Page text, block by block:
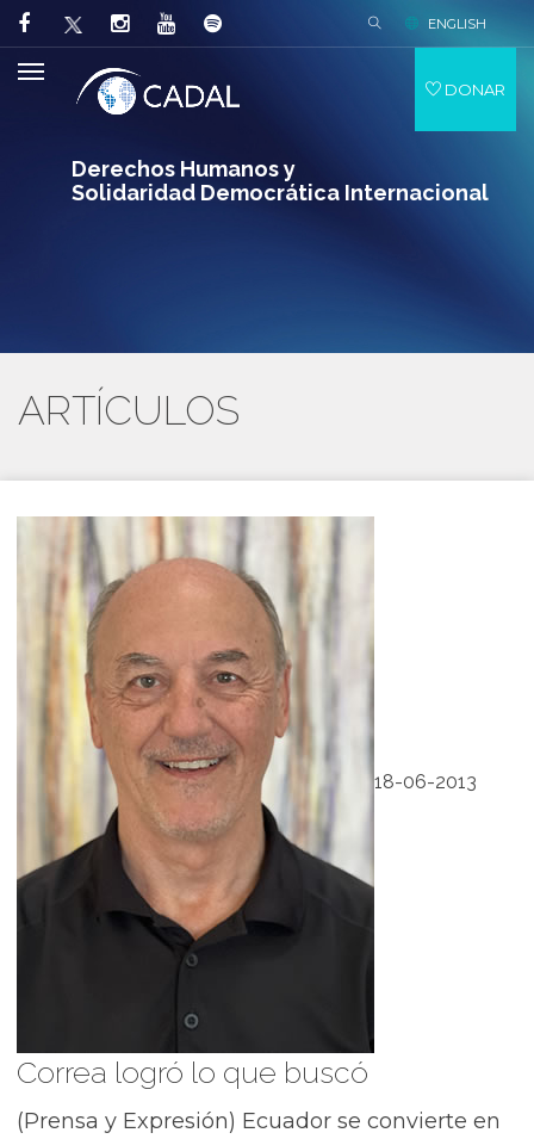
Derechos Humanos y
Solidaridad Democrática Internacional
ENGLISH
DONAR
ARTÍCULOS
18-06-2013
Correa logró lo que buscó
(Prensa y Expresión) Ecuador se convierte en